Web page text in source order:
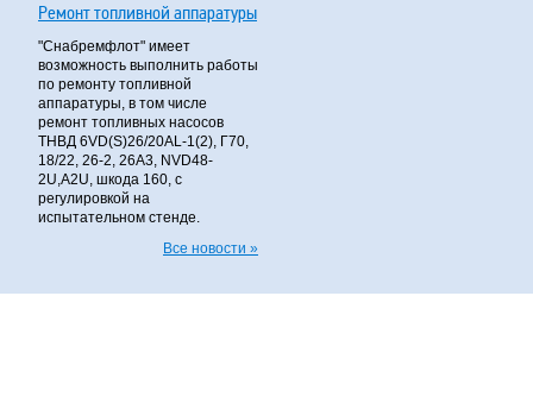
Ремонт топливной аппаратуры
"Снабремфлот" имеет
возможность выполнить работы
по ремонту топливной
аппаратуры, в том числе
ремонт топливных насосов
ТНВД 6VD(S)26/20AL-1(2), Г70,
18/22, 26-2, 26А3, NVD48-
2U,A2U, шкода 160, с
регулировкой на
испытательном стенде.
Все новости »